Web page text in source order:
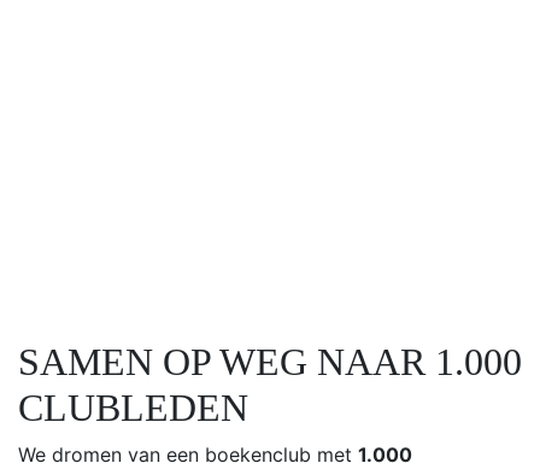
SAMEN OP WEG NAAR 1.000
CLUBLEDEN
We dromen van een boekenclub met 1.000